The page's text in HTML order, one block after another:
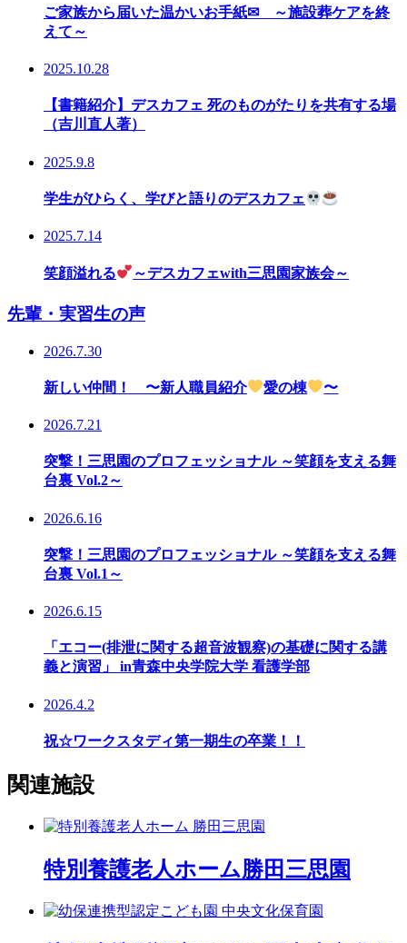
ご家族から届いた温かいお手紙✉ ～施設葬ケアを終
えて～
2025.10.28
【書籍紹介】デスカフェ 死のものがたりを共有する場
（吉川直人著）
2025.9.8
学生がひらく、学びと語りのデスカフェ
2025.7.14
笑顔溢れる ～デスカフェwith三思園家族会～
先輩・実習生の声
2026.7.30
新しい仲間！ 〜新人職員紹介 愛の棟 〜
2026.7.21
突撃！三思園のプロフェッショナル ～笑顔を支える舞
台裏 Vol.2～
2026.6.16
突撃！三思園のプロフェッショナル ～笑顔を支える舞
台裏 Vol.1～
2026.6.15
「エコー(排泄に関する超音波観察)の基礎に関する講
義と演習」 in青森中央学院大学 看護学部
2026.4.2
祝☆ワークスタディ第一期生の卒業！！
関連施設
特別養護老人ホーム勝田三思園